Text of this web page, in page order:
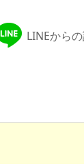
LINEから